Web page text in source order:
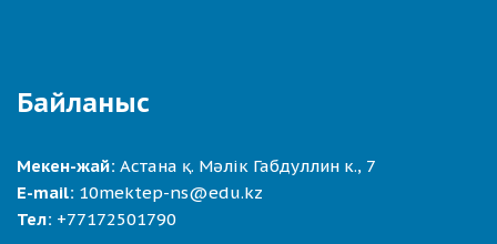
Байланыс
Мекен-жай: Астана қ. Мәлік Габдуллин к., 7
E-mail: 10mektep-ns@edu.kz
Тел: +77172501790